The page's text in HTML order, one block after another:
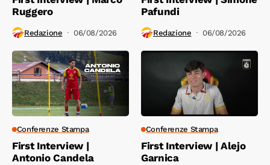
Ruggero
Redazione 06/08/2026
Pafundi
Redazione 06/08/2026
Conferenze Stampa
First Interview |
Antonio Candela
Conferenze Stampa
First Interview | Alejo
Garnica